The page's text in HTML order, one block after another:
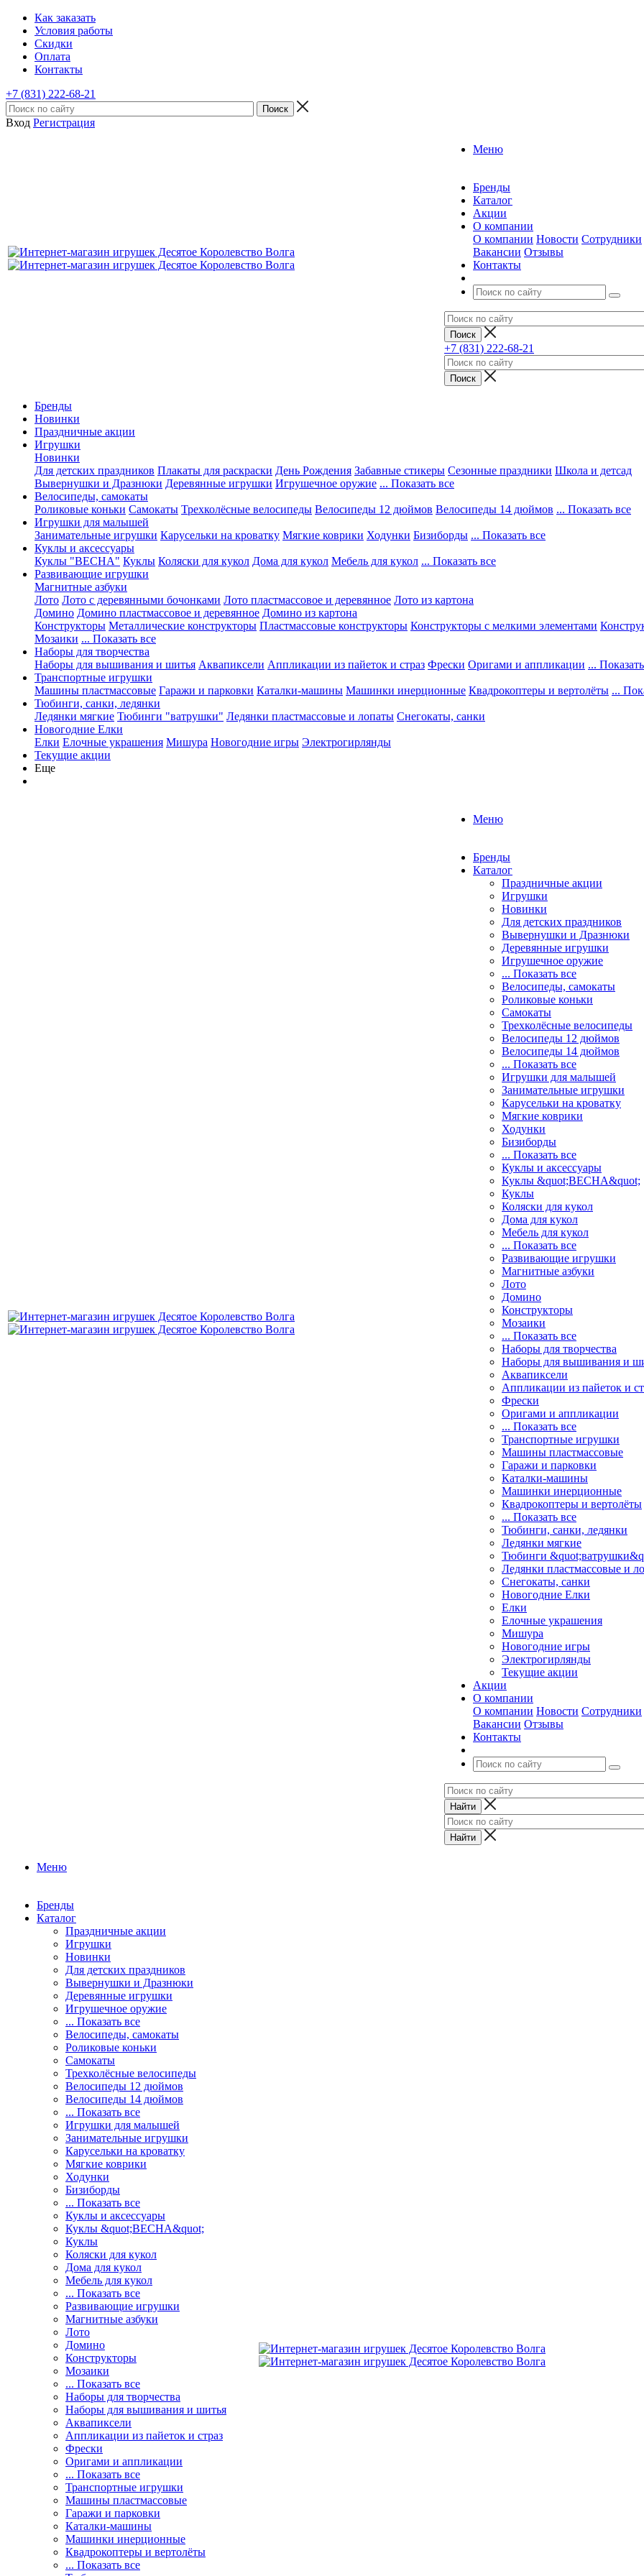
Как заказать
Условия работы
Скидки
Оплата
Контакты
+7 (831) 222-68-21
Вход Регистрация
Меню
Бренды
Каталог
Акции
О компании
О компании Новости Сотрудники
Вакансии Отзывы
Контакты
+7 (831) 222-68-21
Бренды
Новинки
Праздничные акции
Игрушки
Новинки
Для детских праздников Плакаты для раскраски День Рождения Забавные стикеры Сезонные праздники Школа и детсад
Вывернушки и Дразнюки Деревянные игрушки Игрушечное оружие ... Показать все
Велосипеды, самокаты
Роликовые коньки Самокаты Трехколёсные велосипеды Велосипеды 12 дюймов Велосипеды 14 дюймов ... Показать все
Игрушки для малышей
Занимательные игрушки Карусельки на кроватку Мягкие коврики Ходунки Бизиборды ... Показать все
Куклы и аксессуары
Куклы "ВЕСНА" Куклы Коляски для кукол Дома для кукол Мебель для кукол ... Показать все
Развивающие игрушки
Магнитные азбуки
Лото Лото с деревянными бочонками Лото пластмассовое и деревянное Лото из картона
Домино Домино пластмассовое и деревянное Домино из картона
Конструкторы Металлические конструкторы Пластмассовые конструкторы Конструкторы с мелкими элементами
Мозаики ... Показать все
Наборы для творчества
Наборы для вышивания и шитья Аквапиксели Аппликации из пайеток и страз Фрески Оригами и аппликации ...
Транспортные игрушки
Машины пластмассовые Гаражи и парковки Каталки-машины Машинки инерционные Квадрокоптеры и вертолёты ...
Тюбинги, санки, ледянки
Ледянки мягкие Тюбинги "ватрушки" Ледянки пластмассовые и лопаты Снегокаты, санки
Новогодние Елки
Елки Елочные украшения Мишура Новогодние игры Электрогирлянды
Текущие акции
Еще
Меню
Бренды
Каталог
Праздничные акции
Игрушки
Новинки
Для детских праздников
Вывернушки и Дразнюки
Деревянные игрушки
Игрушечное оружие
... Показать все
Велосипеды, самокаты
Роликовые коньки
Самокаты
Трехколёсные велосипеды
Велосипеды 12 дюймов
Велосипеды 14 дюймов
... Показать все
Игрушки для малышей
Занимательные игрушки
Карусельки на кроватку
Мягкие коврики
Ходунки
Бизиборды
... Показать все
Куклы и аксессуары
Куклы &quot;ВЕСНА&quot;
Куклы
Коляски для кукол
Дома для кукол
Мебель для кукол
... Показать все
Развивающие игрушки
Магнитные азбуки
Лото
Домино
Конструкторы
Мозаики
... Показать все
Наборы для творчества
Наборы для вышивания и
Аквапиксели
Аппликации из пайеток и
Фрески
Оригами и аппликации
... Показать все
Транспортные игрушки
Машины пластмассовые
Гаражи и парковки
Каталки-машины
Машинки инерционные
Квадрокоптеры и вертолёты
... Показать все
Тюбинги, санки, ледянки
Ледянки мягкие
Тюбинги
Ледянки пластмассовые и
Снегокаты, санки
Новогодние Елки
Елки
Елочные украшения
Мишура
Новогодние игры
Электрогирлянды
Текущие акции
Акции
О компании
О компании Новости Сотрудники
Вакансии Отзывы
Контакты
Меню
Бренды
Каталог
Праздничные акции
Игрушки
Новинки
Для детских праздников
Вывернушки и Дразнюки
Деревянные игрушки
Игрушечное оружие
... Показать все
Велосипеды, самокаты
Роликовые коньки
Самокаты
Трехколёсные велосипеды
Велосипеды 12 дюймов
Велосипеды 14 дюймов
... Показать все
Игрушки для малышей
Занимательные игрушки
Карусельки на кроватку
Мягкие коврики
Ходунки
Бизиборды
... Показать все
Куклы и аксессуары
Куклы &quot;ВЕСНА&quot;
Куклы
Коляски для кукол
Дома для кукол
Мебель для кукол
... Показать все
Развивающие игрушки
Магнитные азбуки
Лото
Домино
Конструкторы
Мозаики
... Показать все
Наборы для творчества
Наборы для вышивания и шитья
Аквапиксели
Аппликации из пайеток и страз
Фрески
Оригами и аппликации
... Показать все
Транспортные игрушки
Машины пластмассовые
Гаражи и парковки
Каталки-машины
Машинки инерционные
Квадрокоптеры и вертолёты
... Показать все